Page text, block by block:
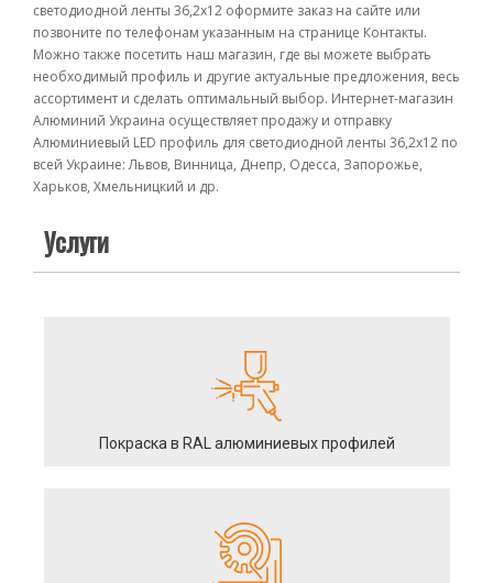
светодиодной ленты 36,2х12 оформите заказ на сайте или
позвоните по телефонам указанным на странице Контакты.
Можно также посетить наш магазин, где вы можете выбрать
необходимый профиль и другие актуальные предложения, весь
ассортимент и сделать оптимальный выбор. Интернет-магазин
Алюминий Украина осуществляет продажу и отправку
Алюминиевый LED профиль для светодиодной ленты 36,2х12 по
всей Украине: Львов, Винница, Днепр, Одесса, Запорожье,
Харьков, Хмельницкий и др.
Услуги
Покраска в RAL алюминиевых профилей